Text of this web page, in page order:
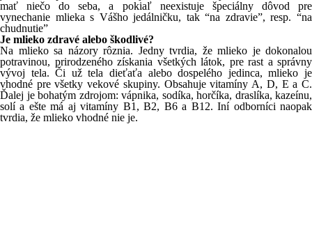
mať niečo do seba, a pokiaľ neexistuje špeciálny dôvod pre
vynechanie mlieka s Vášho jedálničku, tak “na zdravie”, resp. “na
chudnutie”
Je mlieko zdravé alebo škodlivé?
Na mlieko sa názory rôznia. Jedny tvrdia, že mlieko je dokonalou
potravinou, prirodzeného získania všetkých látok, pre rast a správny
vývoj tela. Či už tela dieťaťa alebo dospelého jedinca, mlieko je
vhodné pre všetky vekové skupiny. Obsahuje vitamíny A, D, E a C.
Ďalej je bohatým zdrojom: vápnika, sodíka, horčíka, draslíka, kazeínu,
solí a ešte má aj vitamíny B1, B2, B6 a B12. Iní odborníci naopak
tvrdia, že mlieko vhodné nie je.